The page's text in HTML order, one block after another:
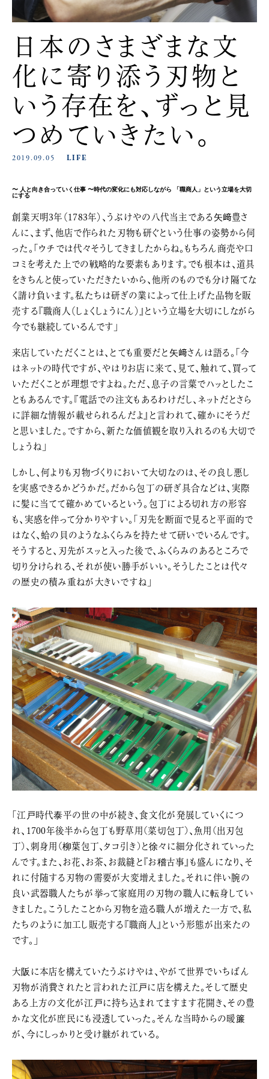
日本のさまざまな文
化に寄り添う刃物と
いう存在を、ずっと見
つめていきたい。
2019.09.05 LIFE
〜 人と向き合っていく仕事 〜時代の変化にも対応しながら 「職商人」という立場を大切
にする
創業天明3年（1783年）、うぶけやの八代当主である矢﨑豊さ
んに、まず、他店で作られた刃物も研ぐという仕事の姿勢から伺
った。「ウチでは代々そうしてきましたからね。もちろん商売や口
コミを考えた上での戦略的な要素もあります。でも根本は、道具
をきちんと使っていただきたいから、他所のものでも分け隔てな
く請け負います。私たちは研ぎの業によって仕上げた品物を販
売する『職商人（しょくしょうにん）』という立場を大切にしながら
今でも継続しているんです」
来店していただくことは、とても重要だと矢﨑さんは語る。「今
はネットの時代ですが、やはりお店に来て、見て、触れて、買って
いただくことが理想ですよね。ただ、息子の言葉でハッとしたこ
ともあるんです。『電話での注文もあるわけだし、ネットだとさら
に詳細な情報が載せられるんだよ』と言われて、確かにそうだ
と思いました。ですから、新たな価値観を取り入れるのも大切で
しょうね」
しかし、何よりも刃物づくりにおいて大切なのは、その良し悪し
を実感できるかどうかだ。だから包丁の研ぎ具合などは、実際
に髪に当てて確かめているという。包丁による切れ方の形容
も、実感を伴って分かりやすい。「刃先を断面で見ると平面的で
はなく、蛤の貝のようなふくらみを持たせて研いでいるんです。
そうすると、刃先がスッと入った後で、ふくらみのあるところで
切り分けられる、それが使い勝手がいい。そうしたことは代々
の歴史の積み重ねが大きいですね」
「江戸時代泰平の世の中が続き、食文化が発展していくにつ
れ、1700年後半から包丁も野草用(菜切包丁)、魚用(出刃包
丁)、刺身用(柳葉包丁、タコ引き)と徐々に細分化されていった
んです。また、お花、お茶、お裁縫と『お稽古事』も盛んになり、そ
れに付随する刃物の需要が大変増えました。それに伴い腕の
良い武器職人たちが挙って家庭用の刃物の職人に転身してい
きました。こうしたことから刃物を造る職人が増えた一方で、私
たちのように加工し販売する『職商人』という形態が出来たの
です。」
大阪に本店を構えていたうぶけやは、やがて世界でいちばん
刃物が消費されたと言われた江戸に店を構えた。そして歴史
ある上方の文化が江戸に持ち込まれてますます花開き、その豊
かな文化が庶民にも浸透していった。そんな当時からの暖簾
が、今にしっかりと受け継がれている。